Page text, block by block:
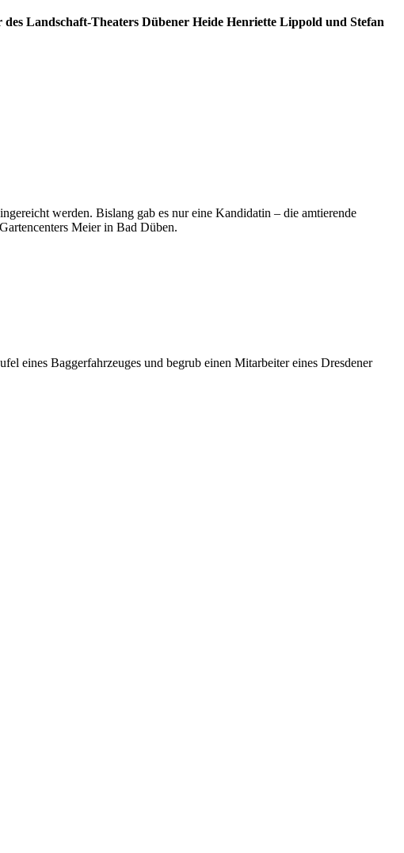
Landschaft-Theaters Dübener Heide Henriette Lippold und Stefan
werden. Bislang gab es nur eine Kandidatin – die amtierende
Meier in Bad Düben.
eines Baggerfahrzeuges und begrub einen Mitarbeiter eines Dresdener